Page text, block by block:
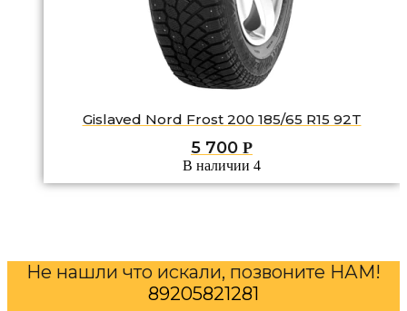
Gislaved Nord Frost 200 185/65 R15 92T
5 700 Р
В наличии 4
Не нашли что искали, позвоните НАМ!
89205821281